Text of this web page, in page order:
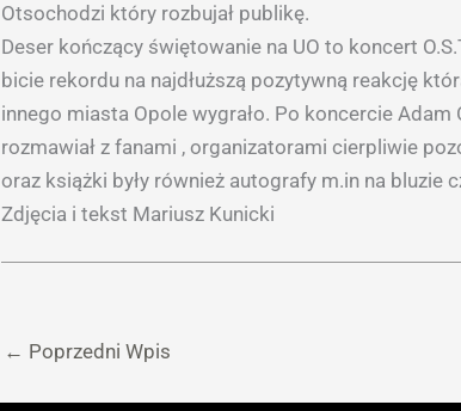
Otsochodzi który rozbujał publikę.
Deser kończący świętowanie na UO to koncert
bicie rekordu na najdłuższą pozytywną reakcję
innego miasta Opole wygrało. Po koncercie
rozmawiał z fanami , organizatorami cierpliwie
oraz książki były również autografy m.in na bluzie
Zdjęcia i tekst Mariusz Kunicki
← Poprzedni Wpis